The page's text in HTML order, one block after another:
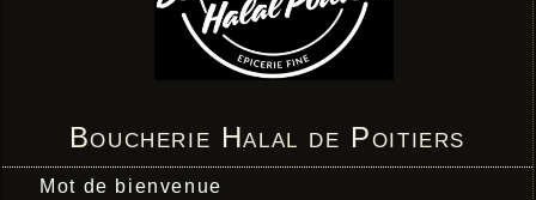
Boucherie Halal de Poitiers
Mot de bienvenue